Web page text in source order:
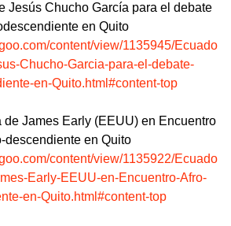
Jesús Chucho García para el debate
en Quito
content/view/1135945/Ecuado
Chucho-Garcia-para-el-debate-
en-Quito.html#content-top
de James Early (EEUU) en Encuentro
descendiente en Quito
content/view/1135922/Ecuado
Early-EEUU-en-Encuentro-Afro-
en-Quito.html#content-top